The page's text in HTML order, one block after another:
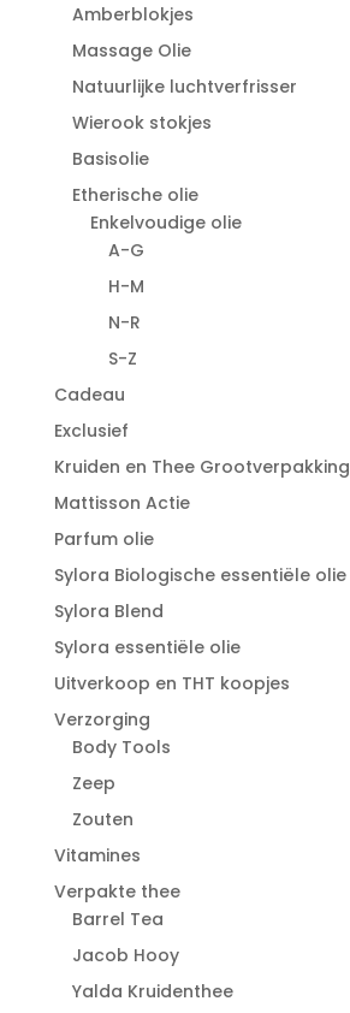
Amberblokjes
Massage Olie
Natuurlijke luchtverfrisser
Wierook stokjes
Basisolie
Etherische olie
Enkelvoudige olie
A-G
H-M
N-R
S-Z
Cadeau
Exclusief
Kruiden en Thee Grootverpakking
Mattisson Actie
Parfum olie
Sylora Biologische essentiële olie
Sylora Blend
Sylora essentiële olie
Uitverkoop en THT koopjes
Verzorging
Body Tools
Zeep
Zouten
Vitamines
Verpakte thee
Barrel Tea
Jacob Hooy
Yalda Kruidenthee